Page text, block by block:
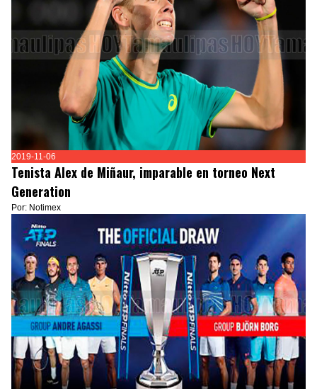
2019-11-06
Tenista Alex de Miñaur, imparable en torneo Next
Generation
Por: Notimex